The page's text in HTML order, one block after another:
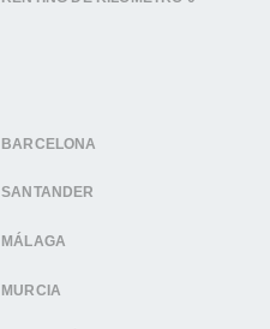
BARCELONA
SANTANDER
MÁLAGA
MURCIA